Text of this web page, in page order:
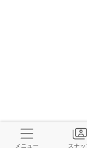
メニュー スナッ